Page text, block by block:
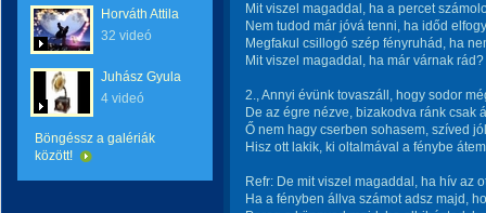
Horváth Attila
32 videó
Juhász Gyula
4 videó
Böngéssz a galériák
között!
Mit viszel magaddal, ha a percet
Nem tudod már jóvá tenni, ha időd
Megfakul csillogó szép fényruhád, ha
Mit viszel magaddal, ha már várnak rád?
2., Annyi évünk tovaszáll, hogy sodor
De az égre nézve, bizakodva ránk csak
Ő nem hagy cserben sohasem, szíved
Hisz ott lakik, ki oltalmával a fénybe
Refr: De mit viszel magaddal, ha hív az
Ha a fényben állva számot adsz majd,